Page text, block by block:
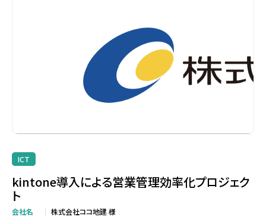
ICT
kintone導入による営業管理効率化プロジェク
ト
会社名
株式会社ココ地建 様